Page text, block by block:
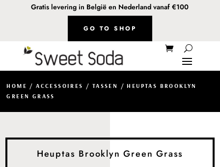
Gratis levering in België en Nederland vanaf €100
GO TO SHOP
HOME /ACCESSOIRES / TASSEN
/ HEUPTAS BROOKLYN
GREEN GRASS
Heuptas Brooklyn Green Grass